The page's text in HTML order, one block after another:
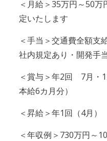
＜月給＞35万円～50
定いたします
＜手当＞交通費全額支
社内規定あり・開発手
＜賞与＞年2回 7月・
本給6カ月分）
＜昇給＞年1回（4月）
＜年収例＞730万円～